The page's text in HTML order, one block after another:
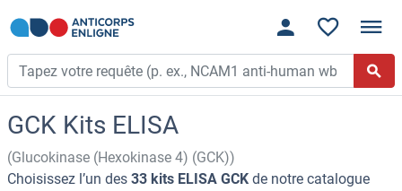
GCK Kits ELISA
(Glucokinase (Hexokinase 4) (GCK))
Choisissez l’un des 33 kits ELISA GCK de notre catalogue